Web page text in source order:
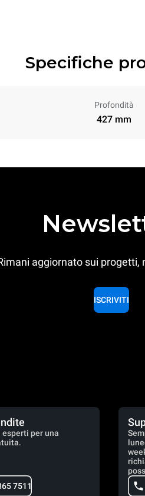
Specifiche
Profondità
427 mm
aggiornato sui progetti,
ISCRIVITI
per una
7511